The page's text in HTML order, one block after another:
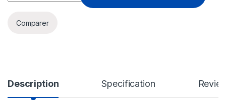
Comparer
Description Specification